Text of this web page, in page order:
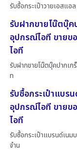
รับซื้อกระเป๋าวายเอสแ
รับฝากขายโน๊ตบุ๊ค
อุปกรณ์ไอที ขายข
ไอที
รับฝากขายโน๊ตบุ๊คปากเก
ท
รับซื้อกระเป๋าแบร
อุปกรณ์ไอที ขายข
ไอที
รับซื้อกระเป๋าแบรนด์เนม
จำน